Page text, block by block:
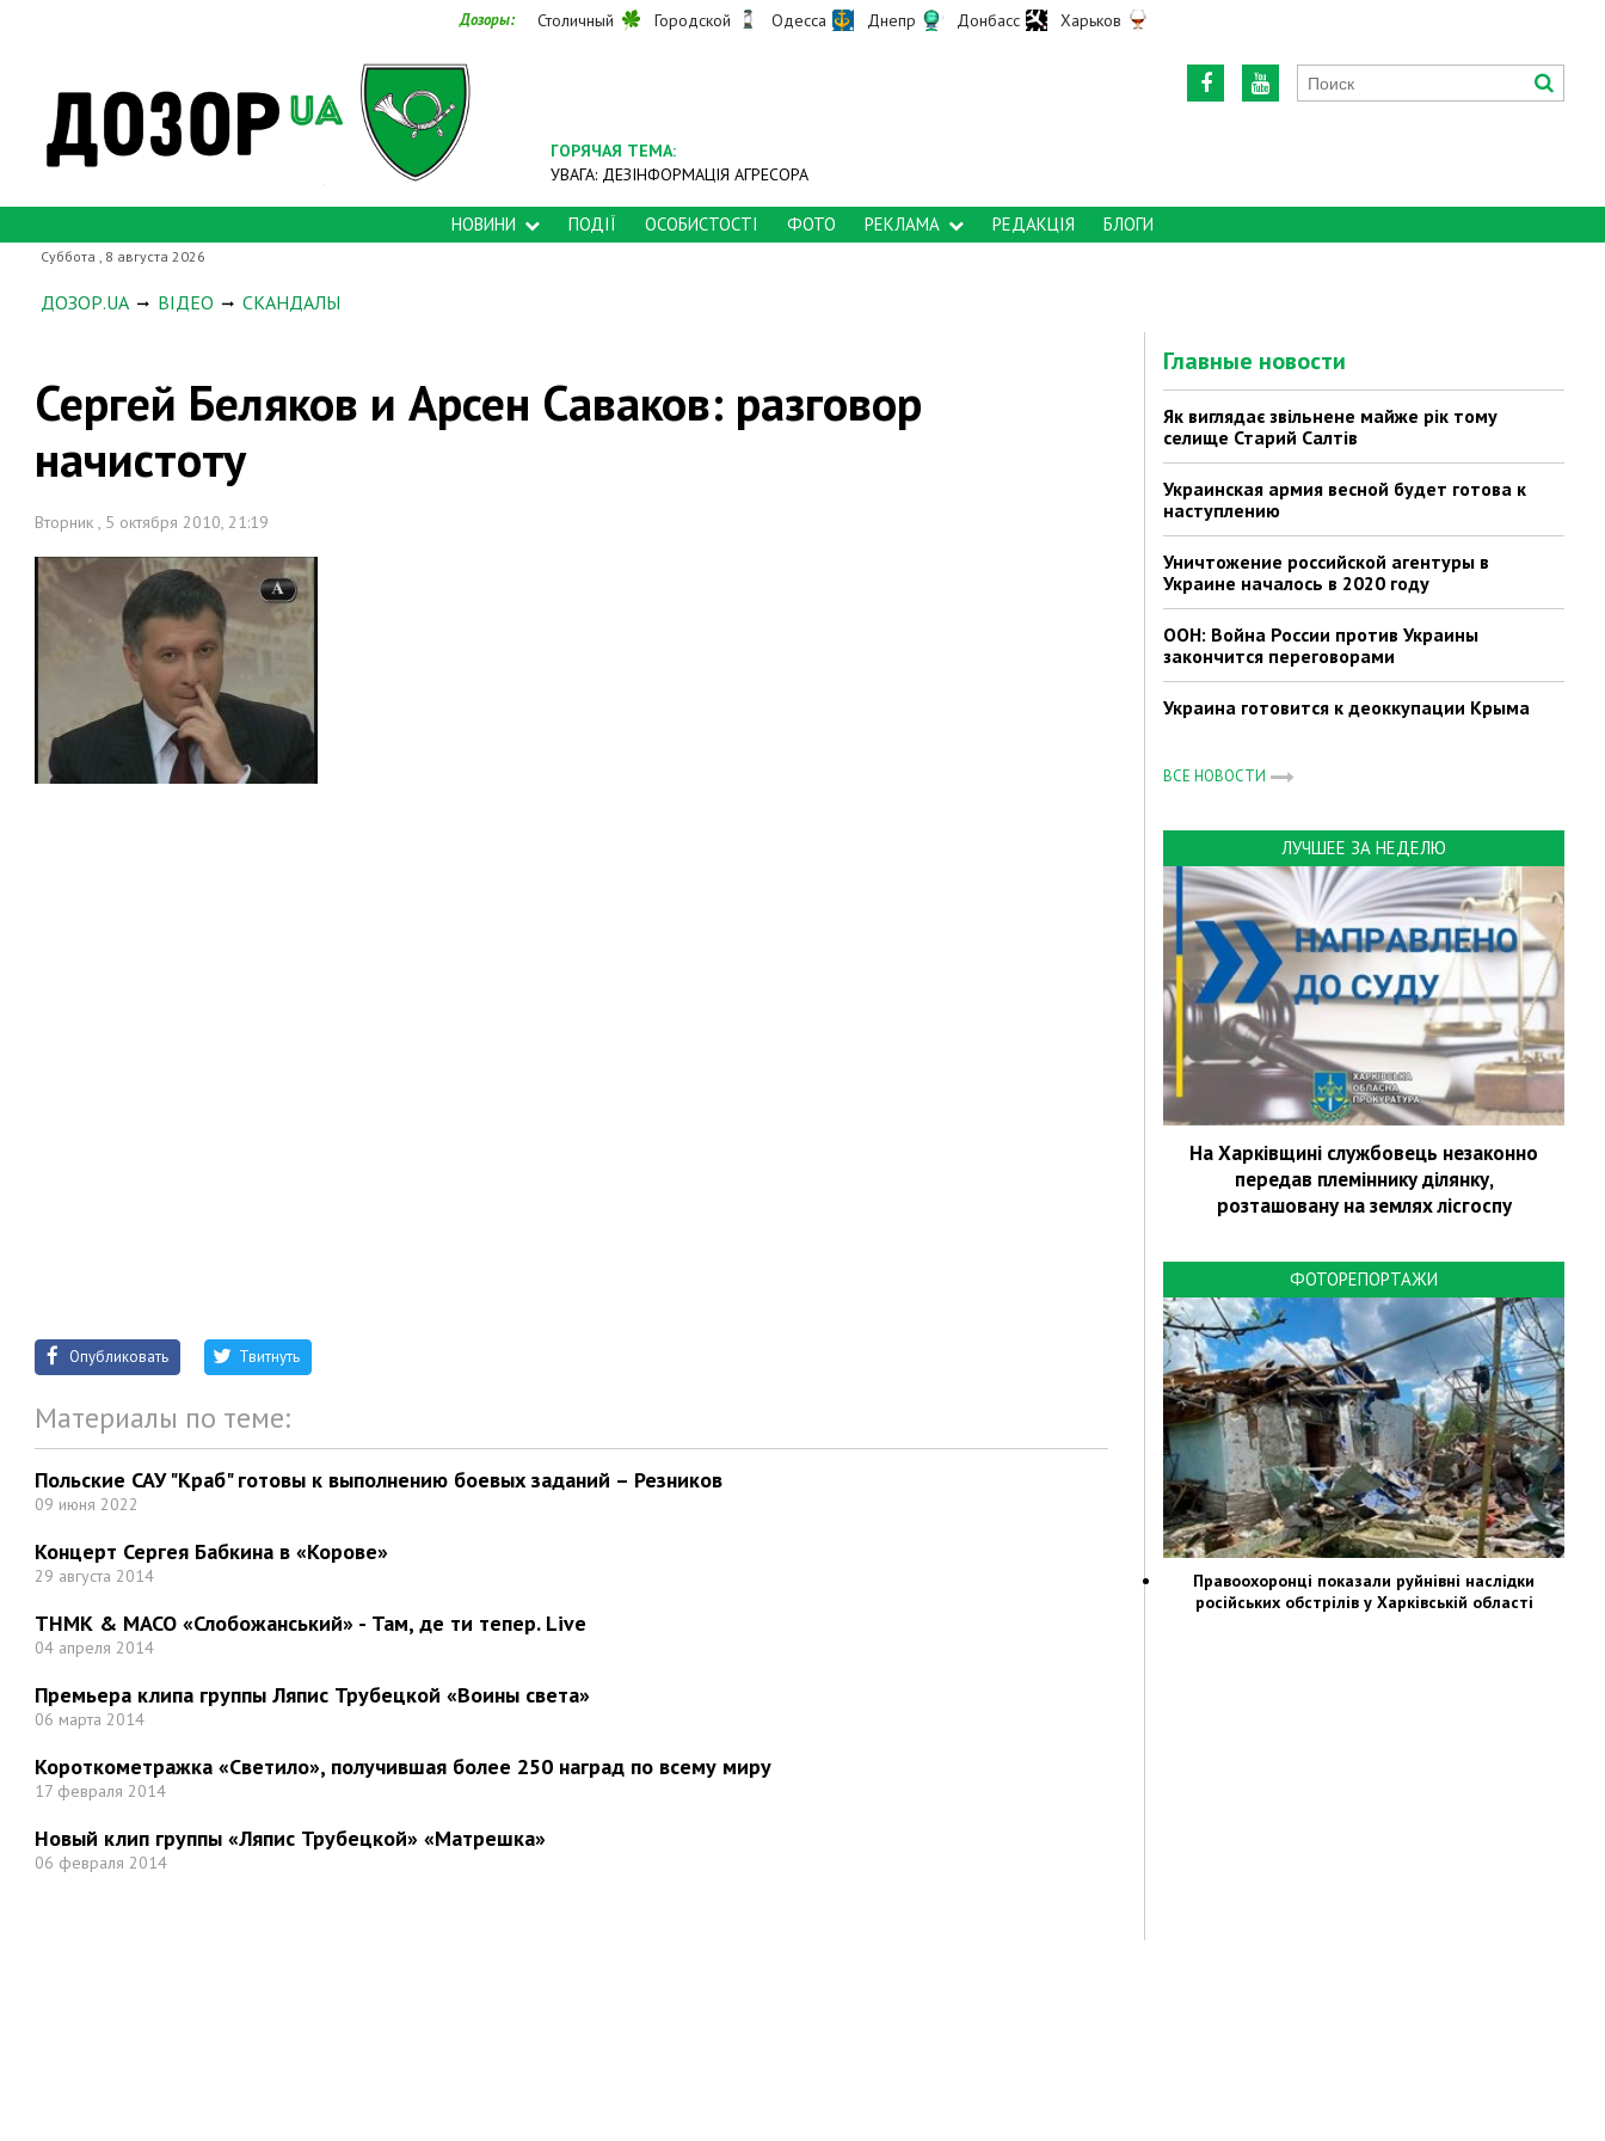
Дозоры: Столичный Городской Одесса Днепр Донбасс Харьков
ГОРЯЧАЯ ТЕМА:
УВАГА: ДЕЗІНФОРМАЦІЯ АГРЕСОРА
НОВИНИ ПОДІЇ ОСОБИСТОСТІ ФОТО РЕКЛАМА РЕДАКЦІЯ БЛОГИ
Суббота , 8 августа 2026
ДОЗОР.UA ВІДЕО СКАНДАЛЫ
Сергей Беляков и Арсен Саваков: разговор
начистоту
Вторник , 5 октября 2010, 21:19
Опубликовать Твитнуть
Материалы по теме:
Польские САУ "Краб" готовы к выполнению боевых заданий – Резников
09 июня 2022
Концерт Сергея Бабкина в «Корове»
29 августа 2014
ТНМК & МАСО «Слобожанський» - Там, де ти тепер. Live
04 апреля 2014
Премьера клипа группы Ляпис Трубецкой «Воины света»
06 марта 2014
Короткометражка «Светило», получившая более 250 наград по всему миру
17 февраля 2014
Новый клип группы «Ляпис Трубецкой» «Матрешка»
06 февраля 2014
Главные новости
Як виглядає звільнене майже рік тому
селище Старий Салтів
Украинская армия весной будет готова к
наступлению
Уничтожение российской агентуры в
Украине началось в 2020 году
ООН: Война России против Украины
закончится переговорами
Украина готовится к деоккупации Крыма
ВСЕ НОВОСТИ
ЛУЧШЕЕ ЗА НЕДЕЛЮ
На Харківщині службовець незаконно
передав племіннику ділянку,
розташовану на землях лісгоспу
ФОТОРЕПОРТАЖИ
Правоохоронці показали руйнівні наслідки
російських обстрілів у Харківській області